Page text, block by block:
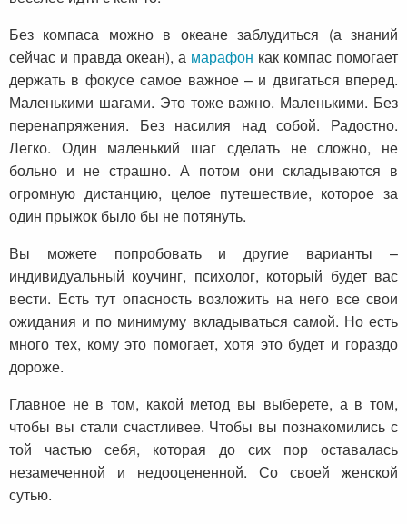
Без компаса можно в океане заблудиться (а знаний
сейчас и правда океан), а марафон как компас помогает
держать в фокусе самое важное – и двигаться вперед.
Маленькими шагами. Это тоже важно. Маленькими. Без
перенапряжения. Без насилия над собой. Радостно.
Легко. Один маленький шаг сделать не сложно, не
больно и не страшно. А потом они складываются в
огромную дистанцию, целое путешествие, которое за
один прыжок было бы не потянуть.
Вы можете попробовать и другие варианты –
индивидуальный коучинг, психолог, который будет вас
вести. Есть тут опасность возложить на него все свои
ожидания и по минимуму вкладываться самой. Но есть
много тех, кому это помогает, хотя это будет и гораздо
дороже.
Главное не в том, какой метод вы выберете, а в том,
чтобы вы стали счастливее. Чтобы вы познакомились с
той частью себя, которая до сих пор оставалась
незамеченной и недооцененной. Со своей женской
сутью.